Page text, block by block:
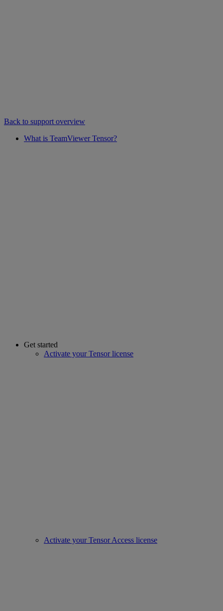
Back to support overview
What is TeamViewer Tensor?
Get started
Activate your Tensor license
Activate your Tensor Access license